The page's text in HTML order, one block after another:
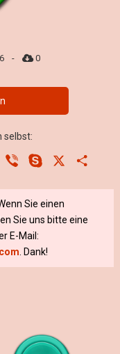
- 0
selbst:
VK Viber Skype
Sie einen
Sie uns bitte eine
E-Mail:
. Dank!